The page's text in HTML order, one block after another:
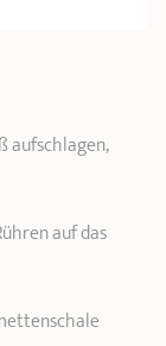
aufschlagen,
auf das